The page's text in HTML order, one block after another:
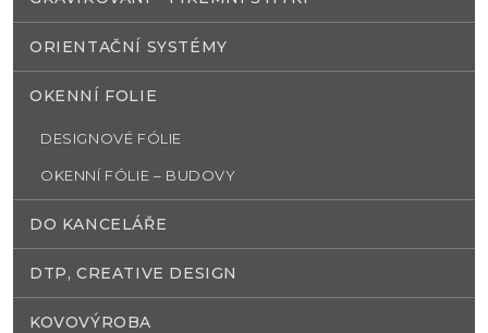
ORIENTAČNÍ SYSTÉMY
OKENNÍ FOLIE
DESIGNOVÉ FÓLIE
OKENNÍ FÓLIE – BUDOVY
DO KANCELÁŘE
DTP, CREATIVE DESIGN
KOVOVÝROBA